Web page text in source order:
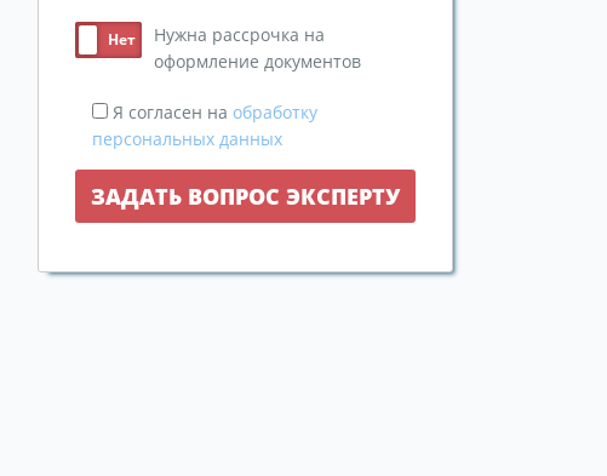
Нужна рассрочка на
оформление документов
Я согласен на обработку
персональных данных